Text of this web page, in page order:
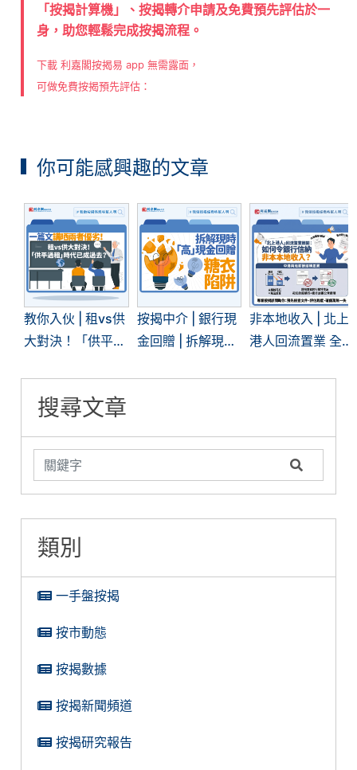
「按揭計算機」、按揭轉介申請及免費預先評估於一
身，助您輕鬆完成按揭流程。
下載 利嘉閣按揭易 app 無需露面，
可做免費按揭預先評估：
你可能感興趣的文章
教你入伙 | 租vs供
大對決！「供平過
按揭中介 | 銀行現
金回贈 | 拆解現時
非本地收入 | 北上
港人回流置業 全
搜尋文章
類別
一手盤按揭
按市動態
按揭數據
按揭新聞頻道
按揭研究報告